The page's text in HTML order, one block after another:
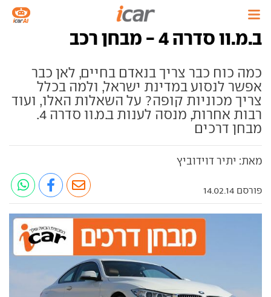
ב.מ.וו סדרה 4 - מבחן רכב
כמה כוח כבר צריך בנאדם בחיים, לאן כבר
אפשר לנסוע במדינת ישראל, ולמה בכלל
צריך מכוניות קופה? על השאלות האלו, ועוד
רבות אחרות, מנסה לענות ב.מ.וו סדרה 4.
מבחן דרכים
מאת: יתיר דוידוביץ
פורסם 14.02.14